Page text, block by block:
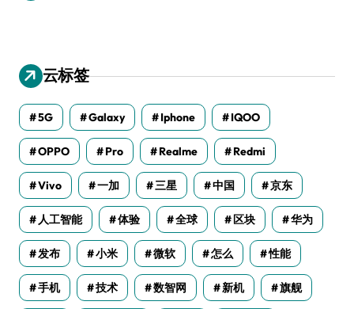
云标签
5G Galaxy Iphone IQOO
OPPO Pro Realme Redmi
Vivo 一加 三星 中国 京东
人工智能 体验 全球 区块 华为
发布 小米 微软 怎么 性能
手机 技术 数智网 新机 旗舰